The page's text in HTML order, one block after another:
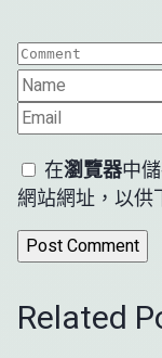
在瀏覽器中
網站網址，以供
Related